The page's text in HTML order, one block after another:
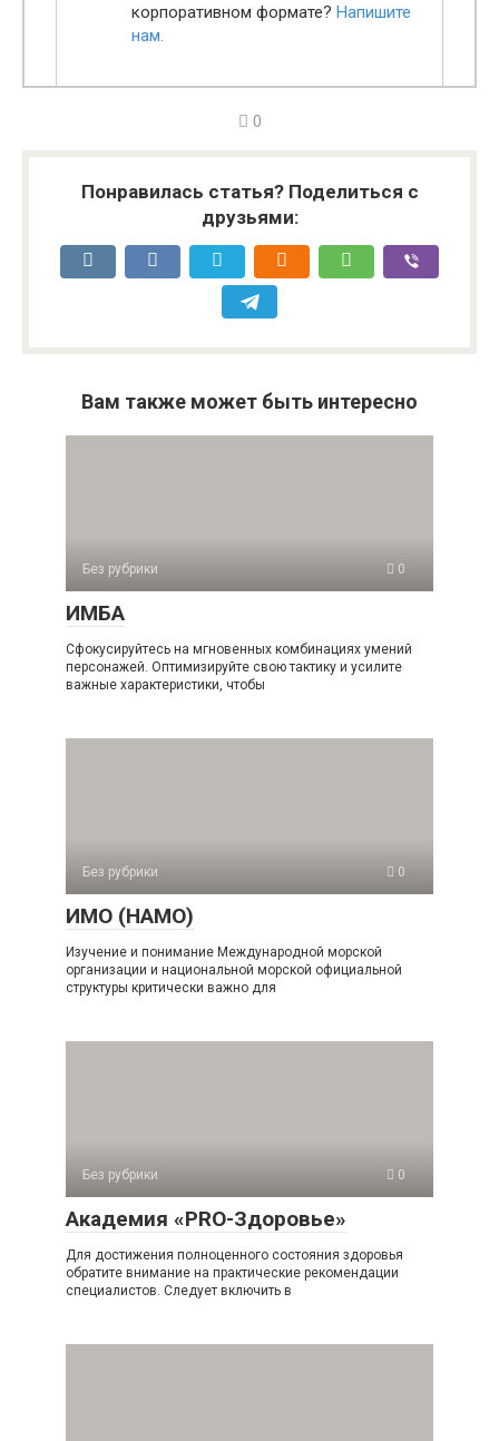
корпоративном формате? Напишите
нам.
0
Понравилась статья? Поделиться с
друзьями:
Вам также может быть интересно
Без рубрики 0
ИМБА
Сфокусируйтесь на мгновенных комбинациях умений
персонажей. Оптимизируйте свою тактику и усилите
важные характеристики, чтобы
Без рубрики 0
ИМО (НАМО)
Изучение и понимание Международной морской
организации и национальной морской официальной
структуры критически важно для
Без рубрики 0
Академия «PRO-Здоровье»
Для достижения полноценного состояния здоровья
обратите внимание на практические рекомендации
специалистов. Следует включить в